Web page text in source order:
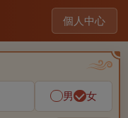
個人中心
男 女